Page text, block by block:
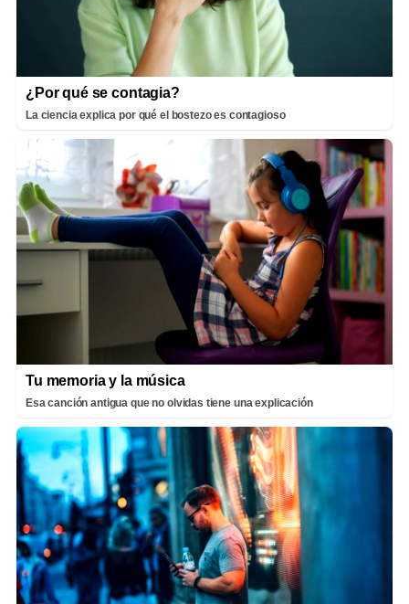
¿Por qué se contagia?
La ciencia explica por qué el bostezo es contagioso
Tu memoria y la música
Esa canción antigua que no olvidas tiene una explicación